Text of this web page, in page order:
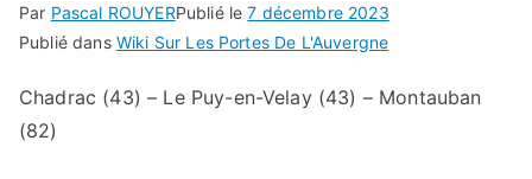
Par Pascal ROUYERPublié le7 décembre 2023
Publié dans Wiki Sur Les Portes De L'Auvergne
Chadrac (43) – Le Puy-en-Velay (43) – Montauban
(82)